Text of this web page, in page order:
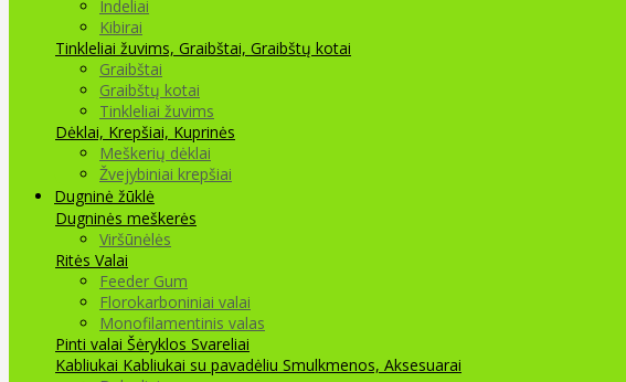
Indeliai
Kibirai
Tinkleliai žuvims, Graibštai, Graibštų kotai
Graibštai
Graibštų kotai
Tinkleliai žuvims
Dėklai, Krepšiai, Kuprinės
Meškerių dėklai
Žvejybiniai krepšiai
Dugninė žūklė
Dugninės meškerės
Viršūnėlės
Ritės Valai
Feeder Gum
Florokarboniniai valai
Monofilamentinis valas
Pinti valai Šėryklos Svareliai
Kabliukai Kabliukai su pavadėliu Smulkmenos, Aksesuarai